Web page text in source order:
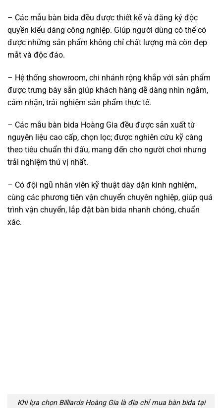
– Các mẫu bàn bida đều được thiết kế và đăng ký độc
quyền kiểu dáng công nghiệp. Giúp người dùng có thể có
được những sản phẩm không chỉ chất lượng mà còn đẹp
mắt và độc đáo.
– Hệ thống showroom, chi nhánh rộng khắp với sản phẩm
được trưng bày sẵn giúp khách hàng dễ dàng nhìn ngắm,
cảm nhận, trải nghiệm sản phẩm thực tế.
– Các mẫu bàn bida Hoàng Gia đều được sản xuất từ
nguyên liệu cao cấp, chọn lọc; được nghiên cứu kỹ càng
theo tiêu chuẩn thi đấu, mang đến cho người chơi nhưng
trải nghiệm thú vị nhất.
– Có đội ngũ nhân viên kỹ thuật dày dặn kinh nghiệm,
cùng các phương tiện vận chuyển chuyên nghiệp, giúp quá
trình vận chuyển, lắp đặt bàn bida nhanh chóng, chuẩn
xác.
Khi lựa chọn Billiards Hoàng Gia là địa chỉ mua bàn bida tại